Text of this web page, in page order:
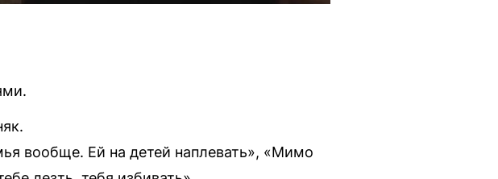
вообще. Ей на детей наплевать», «Мимо